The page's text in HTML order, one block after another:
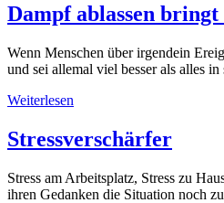
Dampf ablassen bringt
Wenn Menschen über irgendein
und sei allemal viel besser als alles
Weiterlesen
Stressverschärfer
Stress am Arbeitsplatz, Stress zu
ihren Gedanken die Situation noch